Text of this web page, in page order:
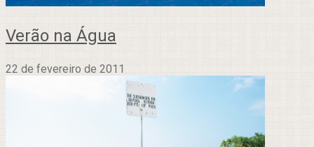
Verão na Água
22 de fevereiro de 2011